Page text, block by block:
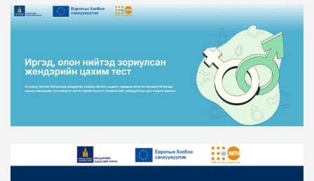
ЖЕНДЭРИЙН ҮНДЭСНИЙ ХОРООНЫ АЖЛЫН АЛБАНЫ
ТӨЛӨӨЛӨЛ ХОТ БАЙГУУЛАЛТ, БАРИЛГА, ОРОН
СУУЦЖУУЛАЛТЫН ЯАМАНД АЖИЛЛАВ
2026-02-16
ЖЕНДЭРИЙН ЭРХ ТЭГШ БАЙДЛЫГ ХАНГАХ ҮЙЛ
АЖИЛЛАГААГ ЭРЧИМЖҮҮЛЭХ САРЫН ХУВААРЬТАЙ
2026-02-16
ТӨЛӨӨЛӨЛ ЗАМ ТЭЭВРИЙН ЯАМАНД АЖИЛЛАВ